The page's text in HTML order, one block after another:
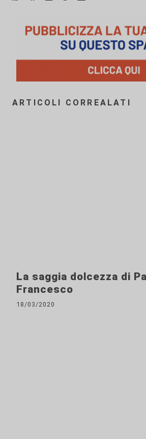
ARTICOLI CORREALATI
La saggia dolcezza di
Francesco
18/03/2020